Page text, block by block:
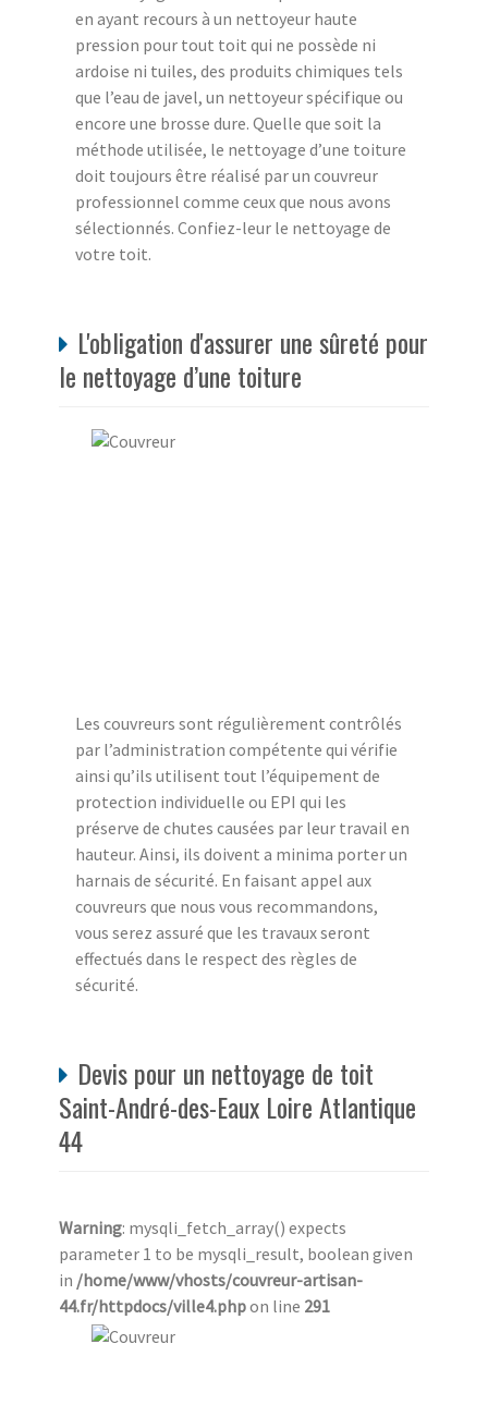
en ayant recours à un nettoyeur haute
pression pour tout toit qui ne possède ni
ardoise ni tuiles, des produits chimiques tels
que l’eau de javel, un nettoyeur spécifique ou
encore une brosse dure. Quelle que soit la
méthode utilisée, le nettoyage d’une toiture
doit toujours être réalisé par un couvreur
professionnel comme ceux que nous avons
sélectionnés. Confiez-leur le nettoyage de
votre toit.
L'obligation d'assurer une sûreté pour
le nettoyage d’une toiture
Les couvreurs sont régulièrement contrôlés
par l’administration compétente qui vérifie
ainsi qu’ils utilisent tout l’équipement de
protection individuelle ou EPI qui les
préserve de chutes causées par leur travail en
hauteur. Ainsi, ils doivent a minima porter un
harnais de sécurité. En faisant appel aux
couvreurs que nous vous recommandons,
vous serez assuré que les travaux seront
effectués dans le respect des règles de
sécurité.
Devis pour un nettoyage de toit
Saint-André-des-Eaux Loire Atlantique
44
Warning: mysqli_fetch_array() expects
parameter 1 to be mysqli_result, boolean given
in /home/www/vhosts/couvreur-artisan-
44.fr/httpdocs/ville4.phpon line 291